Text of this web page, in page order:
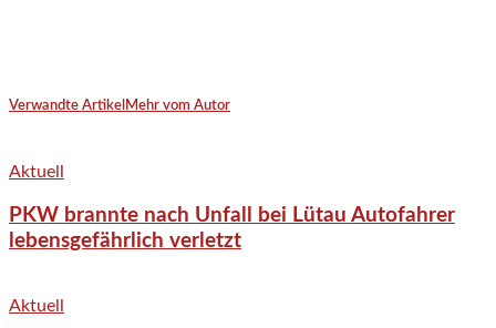
Verwandte Artikel Mehr vom Autor
Aktuell
PKW brannte nach Unfall bei Lütau Autofahrer
lebensgefährlich verletzt
Aktuell